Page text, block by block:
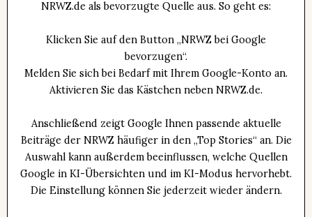
NRWZ.de als bevorzugte Quelle aus. So geht es:
Klicken Sie auf den Button „NRWZ bei Google
bevorzugen“.
Melden Sie sich bei Bedarf mit Ihrem Google-Konto an.
Aktivieren Sie das Kästchen neben NRWZ.de.
Anschließend zeigt Google Ihnen passende aktuelle
Beiträge der NRWZ häufiger in den „Top Stories“ an. Die
Auswahl kann außerdem beeinflussen, welche Quellen
Google in KI-Übersichten und im KI-Modus hervorhebt.
Die Einstellung können Sie jederzeit wieder ändern.